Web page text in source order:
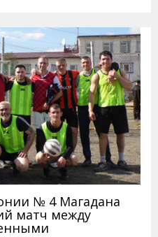
№ 4 Магадана
матч между